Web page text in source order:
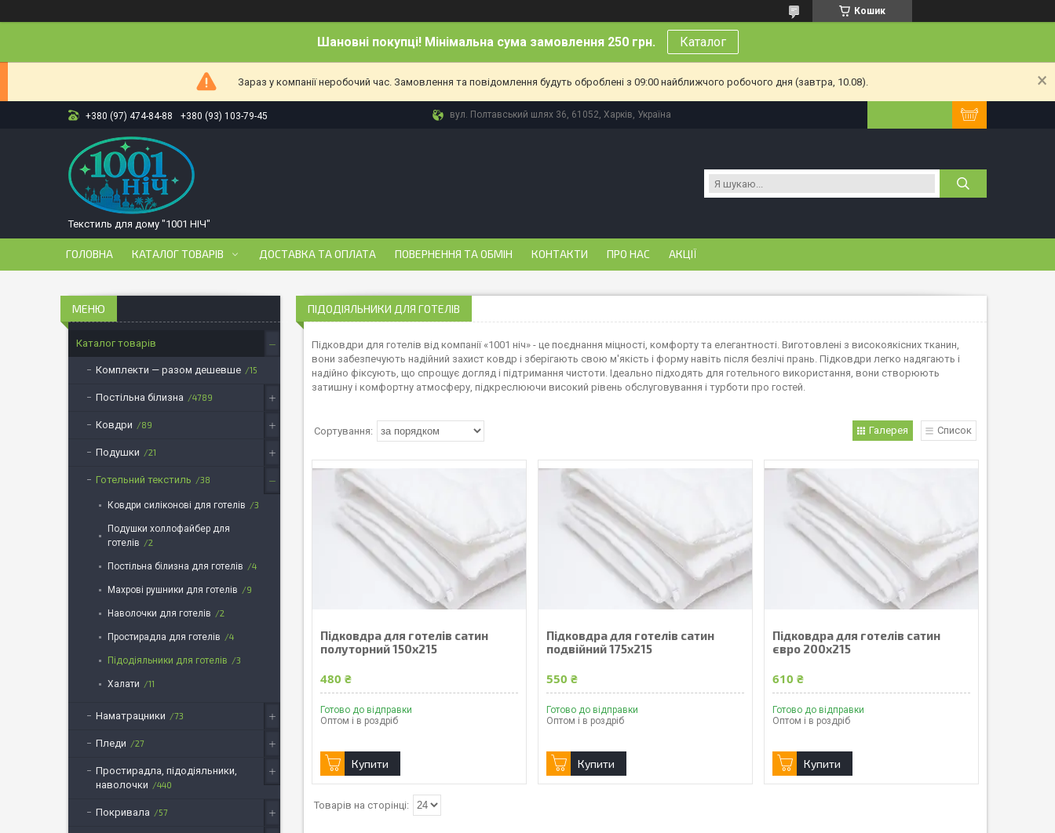
Кошик
Шановні покупці! Мінімальна сума замовлення 250 грн. Каталог
Зараз у компанії неробочий час. Замовлення та повідомлення будуть оброблені з 09:00 найближчого робочого дня (завтра, 10.08).
+380 (97) 474-84-88 +380 (93) 103-79-45 вул. Полтавський шлях 36, 61052, Харків, Україна
Текстиль для дому "1001 НІЧ"
ГОЛОВНА КАТАЛОГ ТОВАРІВ ДОСТАВКА ТА ОПЛАТА ПОВЕРНЕННЯ ТА ОБМІН КОНТАКТИ ПРО НАС АКЦІЇ
ПІДОДІЯЛЬНИКИ ДЛЯ ГОТЕЛІВ
Підковдри для готелів від компанії «1001 ніч» - це поєднання міцності, комфорту та елегантності. Виготовлені з високоякісних тканин,
вони забезпечують надійний захист ковдр і зберігають свою м'якість і форму навіть після безлічі прань. Підковдри легко надягають і
надійно фіксують, що спрощує догляд і підтримання чистоти. Ідеально підходять для готельного використання, вони створюють
затишну і комфортну атмосферу, підкреслюючи високий рівень обслуговування і турботи про гостей.
Галерея Список
Підковдра для готелів сатин
полуторний 150х215
480 ₴
Готово до відправки
Оптом і в роздріб
Купити
Підковдра для готелів сатин
подвійний 175х215
550 ₴
Готово до відправки
Оптом і в роздріб
Купити
Підковдра для готелів сатин
євро 200х215
610 ₴
Готово до відправки
Оптом і в роздріб
Купити
Каталог товарів
Комплекти — разом дешевше 15
Постільна білизна 4789
Ковдри 89
Подушки 21
Готельний текстиль 38
Ковдри силіконові для готелів 3
Подушки холлофайбер для
готелів
2
Постільна білизна для готелів 4
Махрові рушники для готелів 9
Наволочки для готелів 2
Простирадла для готелів 4
Підодіяльники для готелів 3
Халати 11
Наматрацники 73
Пледи 27
Простирадла, підодіяльники,
наволочки
440
Покривала 57